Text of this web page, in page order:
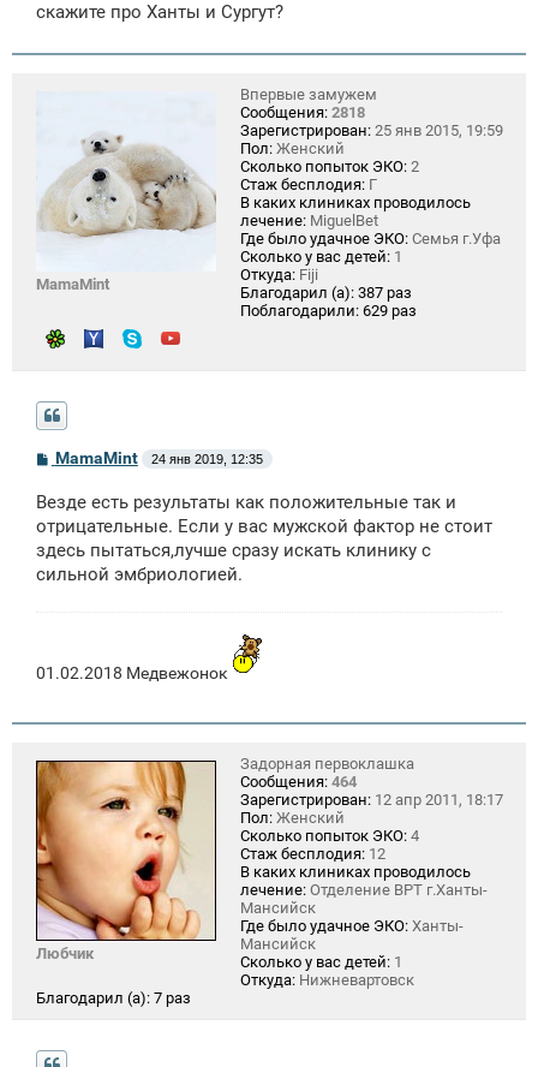
н
е
скажите про Ханты и Сургут?
MamaMint
Впервые замужем
Сообщения: 2818
Зарегистрирован: 25 янв 2015, 19:59
Пол: Женский
Сколько попыток ЭКО: 2
Стаж бесплодия: Г
В каких клиниках проводилось
лечение: MiguelBet
Где было удачное ЭКО: Семья г.Уфа
Сколько у вас детей: 1
Откуда: Fiji
Благодарил (а): 387 раз
Поблагодарили: 629 раз
С
б
щ
е
н
и
MamaMint 24 янв 2019, 12:35
Везде есть результаты как положительные так и
отрицательные. Если у вас мужской фактор не стоит
здесь пытаться,лучше сразу искать клинику с
сильной эмбриологией.
01.02.2018 Медвежонок
Любчик
Задорная первоклашка
Сообщения: 464
Зарегистрирован: 12 апр 2011, 18:17
Пол: Женский
Сколько попыток ЭКО: 4
Стаж бесплодия: 12
В каких клиниках проводилось
лечение: Отделение ВРТ г.Ханты-
Мансийск
Где было удачное ЭКО: Ханты-
Мансийск
Сколько у вас детей: 1
Откуда: Нижневартовск
Благодарил (а): 7 раз